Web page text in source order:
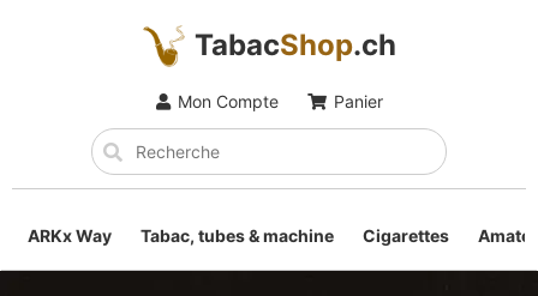
TabacShop.ch
Mon Compte Panier
ARKx Way Tabac, tubes & machine Cigarettes